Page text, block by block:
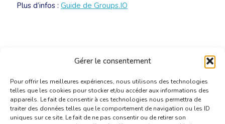
Gérer le consentement
Pour offrir les meilleures expériences, nous utilisons des technologies
telles que les cookies pour stocker et/ou accéder aux informations des
appareils. Le fait de consentir à ces technologies nous permettra de
traiter des données telles que le comportement de navigation ou les ID
uniques sur ce site. Le fait de ne pas consentir ou de retirer son
Plus d’infos : Guide de Groups.IO